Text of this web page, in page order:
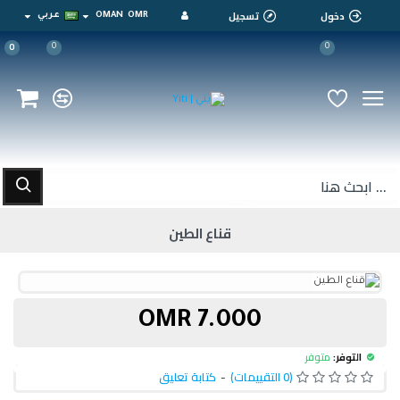
دخول تسجيل OMR
OMAN عربي
0
0
0
قناع الطين
التوفر: متوفر
(0 التقييمات) - كتابة تعليق
7.000 OMR